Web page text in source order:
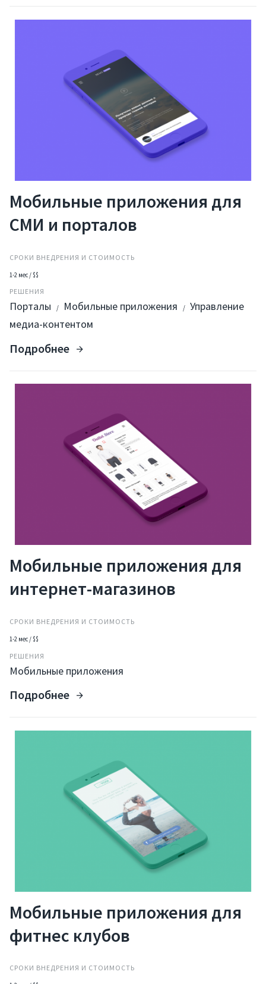
Мобильные приложения для
СМИ и порталов
СРОКИ ВНЕДРЕНИЯ И СТОИМОСТЬ
1-2 мес / $$
РЕШЕНИЯ
Порталы / Мобильные приложения / Управление
медиа-контентом
Подробнее
Мобильные приложения для
интернет-магазинов
СРОКИ ВНЕДРЕНИЯ И СТОИМОСТЬ
1-2 мес / $$
РЕШЕНИЯ
Мобильные приложения
Подробнее
Мобильные приложения для
фитнес клубов
СРОКИ ВНЕДРЕНИЯ И СТОИМОСТЬ
Услуги
Компания